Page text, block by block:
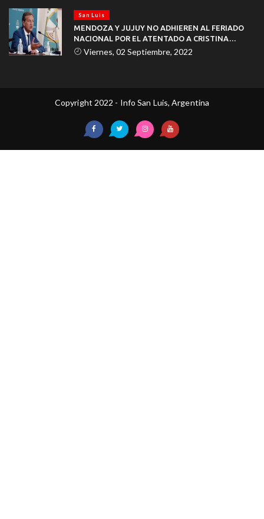
San Luis
MENDOZA Y JUJUY NO ADHIEREN AL FERIADO
NACIONAL POR EL ATENTADO A CRISTINA
KIRCHNER
Viernes, 02 Septiembre, 2022
Copyright 2022 - Info San Luis, Argentina